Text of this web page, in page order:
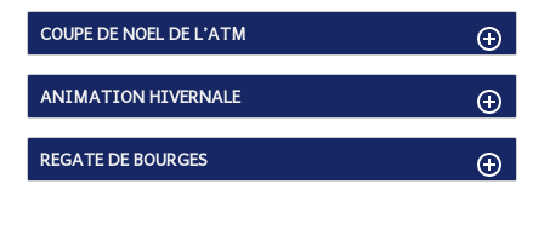
COUPE DE NOEL DE L’ATM
ANIMATION HIVERNALE
REGATE DE BOURGES